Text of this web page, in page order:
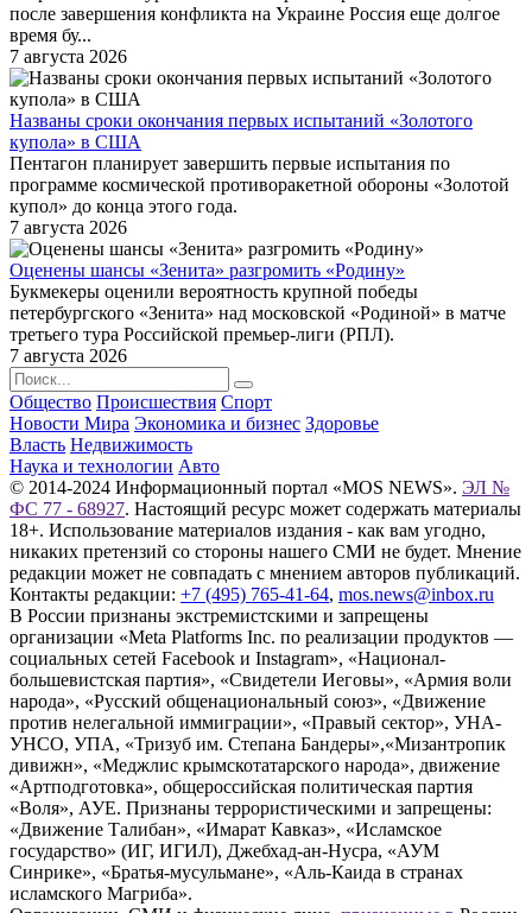
после завершения конфликта на Украине Россия еще долгое
время бу...
7 августа 2026
Названы сроки окончания первых испытаний «Золотого
купола» в США
Пентагон планирует завершить первые испытания по
программе космической противоракетной обороны «Золотой
купол» до конца этого года.
7 августа 2026
Оценены шансы «Зенита» разгромить «Родину»
Букмекеры оценили вероятность крупной победы
петербургского «Зенита» над московской «Родиной» в матче
третьего тура Российской премьер-лиги (РПЛ).
7 августа 2026
Общество Происшествия Спорт
Новости Мира Экономика и бизнес Здоровье
Власть Недвижимость
Наука и технологии Авто
© 2014-2024 Информационный портал «MOS NEWS». ЭЛ №
ФС 77 - 68927. Настоящий ресурс может содержать материалы
18+. Использование материалов издания - как вам угодно,
никаких претензий со стороны нашего СМИ не будет. Мнение
редакции может не совпадать с мнением авторов публикаций.
Контакты редакции: +7 (495) 765-41-64, mos.news@inbox.ru
В России признаны экстремистскими и запрещены
организации «Meta Platforms Inc. по реализации продуктов —
социальных сетей Facebook и Instagram», «Национал-
большевистская партия», «Свидетели Иеговы», «Армия воли
народа», «Русский общенациональный союз», «Движение
против нелегальной иммиграции», «Правый сектор», УНА-
УНСО, УПА, «Тризуб им. Степана Бандеры»,«Мизантропик
дивижн», «Меджлис крымскотатарского народа», движение
«Артподготовка», общероссийская политическая партия
«Воля», АУЕ. Признаны террористическими и запрещены:
«Движение Талибан», «Имарат Кавказ», «Исламское
государство» (ИГ, ИГИЛ), Джебхад-ан-Нусра, «АУМ
Синрике», «Братья-мусульмане», «Аль-Каида в странах
исламского Магриба».